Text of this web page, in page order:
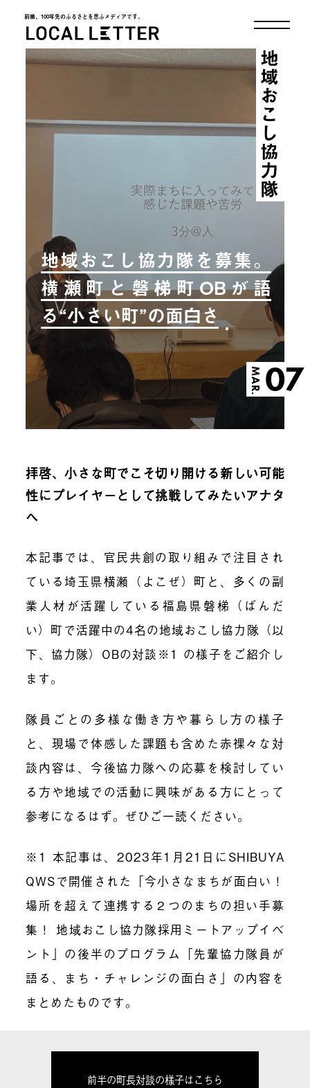
前略、100年先のふるさとを思ふメディアです。
LOCAL LETTER
地域おこし協力隊を募集。
横瀬町と磐梯町OBが語
る“小さい町”の面白さ
MAR. 07
地域おこし協力隊
拝啓、小さな町でこそ切り開ける新しい可能
性にプレイヤーとして挑戦してみたいアナタ
へ
本記事では、官民共創の取り組みで注目され
ている埼玉県横瀬（よこぜ）町と、多くの副
業人材が活躍している福島県磐梯（ばんだ
い）町で活躍中の4名の地域おこし協力隊（以
下、協力隊）OBの対談※1 の様子をご紹介し
ます。
隊員ごとの多様な働き方や暮らし方の様子
と、現場で体感した課題も含めた赤裸々な対
談内容は、今後協力隊への応募を検討してい
る方や地域での活動に興味がある方にとって
参考になるはず。ぜひご一読ください。
※1 本記事は、2023年1月21日にSHIBUYA
QWSで開催された「今小さなまちが面白い！
場所を超えて連携する２つのまちの担い手募
集！ 地域おこし協力隊採用ミートアップイベ
ント」の後半のプログラム「先輩協力隊員が
語る、まち・チャレンジの面白さ」の内容を
まとめたものです。
前半の町長対談の様子はこちら